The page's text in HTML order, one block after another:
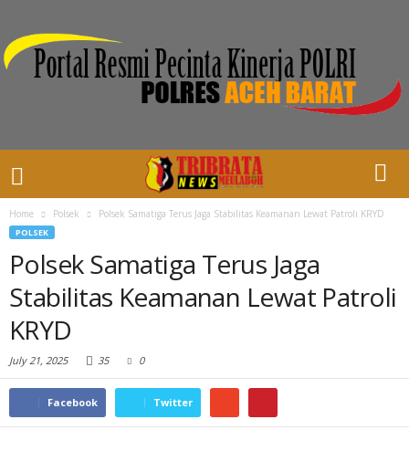
Home Polsek Polsek Samatiga Terus Jaga Stabilitas Keamanan Lewat Patroli KRYD
POLSEK
Polsek Samatiga Terus Jaga
Stabilitas Keamanan Lewat Patroli
KRYD
July 21, 2025 35 0
Facebook Twitter